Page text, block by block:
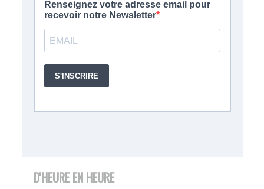
D'HEURE EN HEURE